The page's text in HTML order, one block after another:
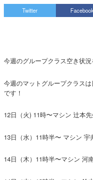
Twitter
Facebook
今週のグループクラス空き状況
今週のマットグループクラス
です！
12日（火) 11時〜マシン 辻本
13日（水）11時半〜 マシン 宇
14日（木）11時半〜マシン 河